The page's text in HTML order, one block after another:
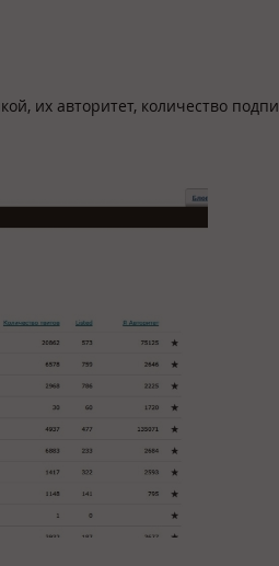
их авторитет, количество